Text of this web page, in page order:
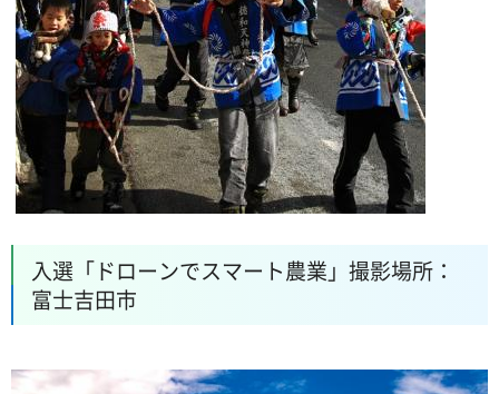
入選「ドローンでスマート農業」撮影場所：
富士吉田市